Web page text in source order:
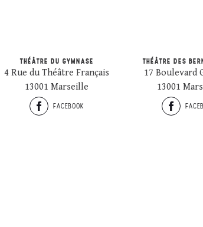
THÉÂTRE DU GYMNASE
4 Rue du Théâtre Français
13001 Marseille
FACEBOOK
THÉÂTRE DES
17 Boulevard
13001